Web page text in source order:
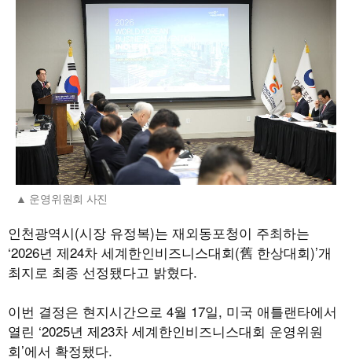
운영위원회 사진
인천광역시(시장 유정복)는 재외동포청이 주최하는
‘2026년 제24차 세계한인비즈니스대회(舊 한상대회)’개
최지로 최종 선정됐다고 밝혔다.
이번 결정은 현지시간으로 4월 17일, 미국 애틀랜타에서
열린 ‘2025년 제23차 세계한인비즈니스대회 운영위원
회’에서 확정됐다.